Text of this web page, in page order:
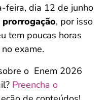
feira, dia 12 de junho
, por isso
tem poucas horas
exame.
o Enem 2026
Preencha o